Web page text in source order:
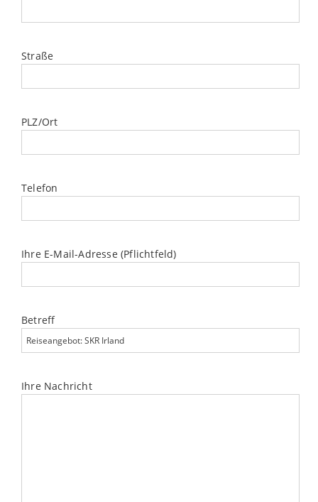
Straße
PLZ/Ort
Telefon
Ihre E-Mail-Adresse (Pflichtfeld)
Betreff
Ihre Nachricht